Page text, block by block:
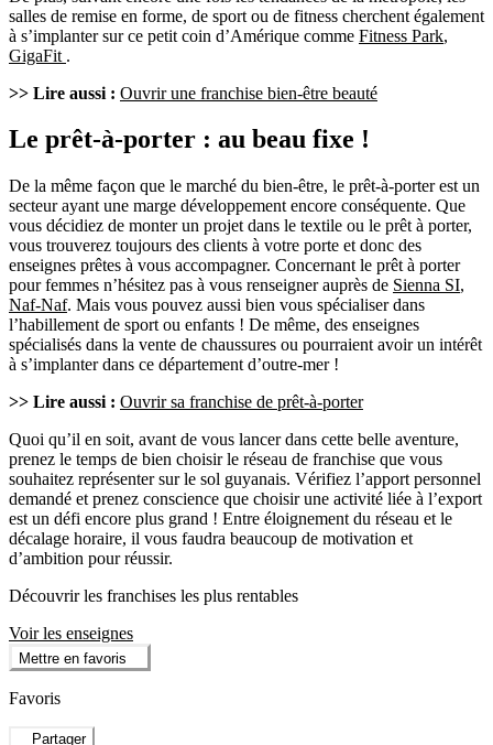
salles de remise en forme, de sport ou de fitness cherchent également
à s’implanter sur ce petit coin d’Amérique comme Fitness Park,
GigaFit .
>> Lire aussi : Ouvrir une franchise bien-être beauté
Le prêt-à-porter : au beau fixe !
De la même façon que le marché du bien-être, le prêt-à-porter est un
secteur ayant une marge développement encore conséquente. Que
vous décidiez de monter un projet dans le textile ou le prêt à porter,
vous trouverez toujours des clients à votre porte et donc des
enseignes prêtes à vous accompagner. Concernant le prêt à porter
pour femmes n’hésitez pas à vous renseigner auprès de Sienna SI,
Naf-Naf. Mais vous pouvez aussi bien vous spécialiser dans
l’habillement de sport ou enfants ! De même, des enseignes
spécialisés dans la vente de chaussures ou pourraient avoir un intérêt
à s’implanter dans ce département d’outre-mer !
>> Lire aussi : Ouvrir sa franchise de prêt-à-porter
Quoi qu’il en soit, avant de vous lancer dans cette belle aventure,
prenez le temps de bien choisir le réseau de franchise que vous
souhaitez représenter sur le sol guyanais. Vérifiez l’apport personnel
demandé et prenez conscience que choisir une activité liée à l’export
est un défi encore plus grand ! Entre éloignement du réseau et le
décalage horaire, il vous faudra beaucoup de motivation et
d’ambition pour réussir.
Découvrir les franchises les plus rentables
Voir les enseignes
Mettre en favoris
Favoris
Partager